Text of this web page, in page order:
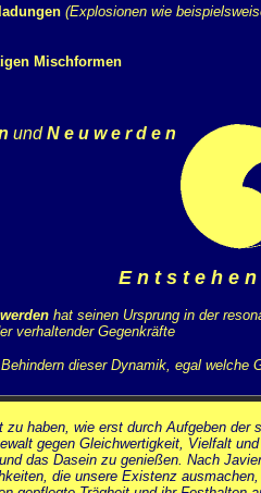
(Explosionen wie
Mischformen
undN e u w e r d e n
E n t s t e h e
hat seinen Ursprung in der
verhaltender Gegenkräfte
dieser Dynamik, egal welche
haben, wie erst durch Aufgeben
gegen Gleichwertigkeit, Vielfalt
das Dasein zu genießen. Nach
die unsere Existenz